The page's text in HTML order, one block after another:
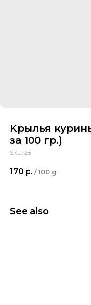
Kрылья
за 100 гр.)
SKU: 28
170 р. / 100 g
See also